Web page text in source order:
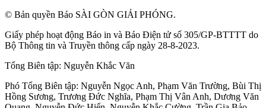
© Bản quyền Báo SÀI GÒN GIẢI PHÓNG.
Giấy phép hoạt động Báo in và Báo Điện tử số 305/GP-BTTTT do
Bộ Thông tin và Truyền thông cấp ngày 28-8-2023.
Tổng Biên tập: Nguyễn Khắc Văn
Phó Tổng Biên tập: Nguyễn Ngọc Anh, Phạm Văn Trường, Bùi Thị
Hồng Sương, Trương Đức Nghĩa, Phạm Thị Vân Anh, Dương Văn